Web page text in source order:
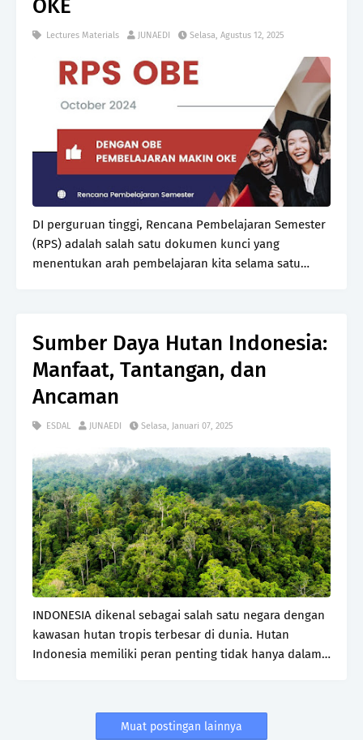
OKE
Lectures Materials JUNAEDI Selasa, Agustus 12, 2025
DI perguruan tinggi, Rencana Pembelajaran Semester
(RPS) adalah salah satu dokumen kunci yang
menentukan arah pembelajaran kita selama satu
Sumber Daya Hutan Indonesia:
Manfaat, Tantangan, dan
Ancaman
ESDAL JUNAEDI Selasa, Januari 07, 2025
INDONESIA dikenal sebagai salah satu negara dengan
kawasan hutan tropis terbesar di dunia. Hutan
Indonesia memiliki peran penting tidak hanya dalam
Muat postingan lainnya